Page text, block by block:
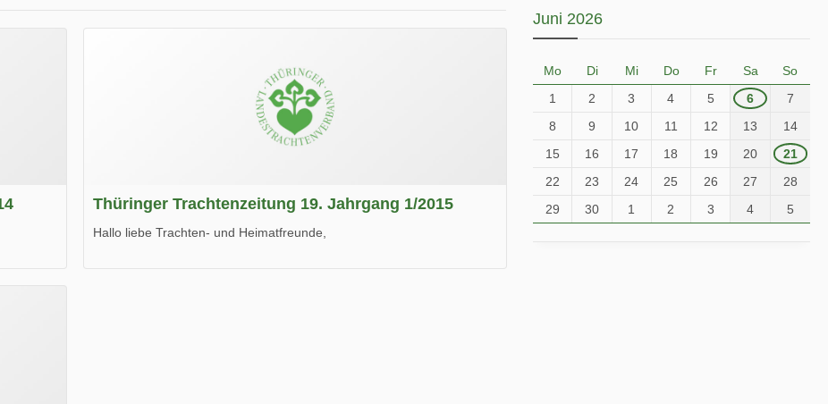
Thüringer Trachtenzeitung 19. Jahrgang 1/2015
Hallo liebe Trachten- und Heimatfreunde,
Juni 2026
Mo Di Mi Do Fr Sa
So
1
2 3 4 5 6
7
8
9 10 11 12 13
14
15
16 17 18 19 20
21
22
23 24 25 26 27
28
29
30 1 2 3 4 5